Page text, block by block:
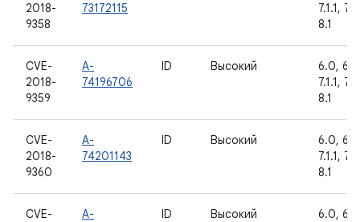
2018-
9358
73172115
7.1.1,
8.1
CVE-
2018-
9359
A-
74196706
ID Высокий
6.0,
7.1.1,
8.1
CVE-
2018-
9360
A-
74201143
ID Высокий
6.0,
7.1.1,
8.1
CVE-
A-
ID Высокий
6.0,